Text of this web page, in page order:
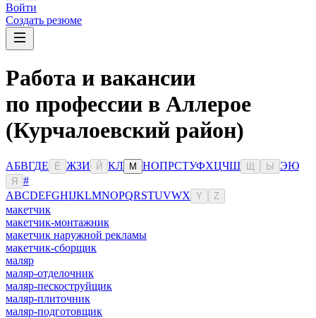
Войти
Создать резюме
Работа и вакансии
по профессии в Аллерое
(Курчалоевский район)
АБВГДЕ Ё ЖЗИ Й КЛ М НОПРСТУФХЦЧШ Ы ЭЮ
Я
#
ABCDEFGHIJKLMNOPQRSTUVWX Y Z
макетчик
макетчик-монтажник
макетчик наружной рекламы
макетчик-сборщик
маляр
маляр-отделочник
маляр-пескоструйщик
маляр-плиточник
маляр-подготовщик